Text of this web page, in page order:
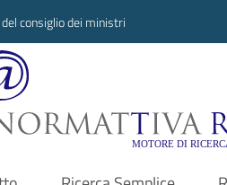
consiglio dei ministri